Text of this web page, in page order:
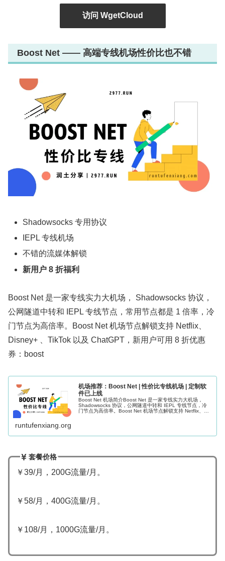
访问 WgetCloud
Boost Net —— 高端专线机场性价比也不错
Shadowsocks 专用协议
IEPL 专线机场
不错的流媒体解锁
新用户 8 折福利
Boost Net 是一家专线实力大机场， Shadowsocks 协议，
公网隧道中转和 IEPL 专线节点，常用节点都是 1 倍率，冷
门节点为高倍率。Boost Net 机场节点解锁支持 Netflix、
Disney+ 、TikTok 以及 ChatGPT，新用户可用 8 折优惠
券：boost
机场推荐：Boost Net | 性价比专线机场 | 定制软
件已上线
Boost Net 机场简介Boost Net 是一家专线实力大机场，
Shadowsocks 协议，公网隧道中转和 IEPL 专线节点，冷
门节点为高倍率。Boost Net 机场节点解锁支持 Netflix、
runtufenxiang.org
套餐价格
￥39/月，200G流量/月。
￥58/月，400G流量/月。
￥108/月，1000G流量/月。